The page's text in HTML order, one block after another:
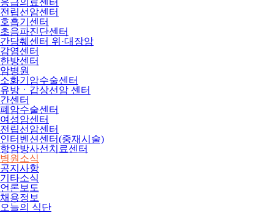
응급의료센터
전립선암센터
호흡기센터
초음파진단센터
간담췌센터 위·대장암
감염센터
한방센터
암병원
소화기암수술센터
유방ㆍ갑상선암 센터
간센터
폐암수술센터
여성암센터
전립선암센터
인터벤션센터(중재시술)
항암방사선치료센터
병원소식
공지사항
기타소식
언론보도
채용정보
오늘의 식단